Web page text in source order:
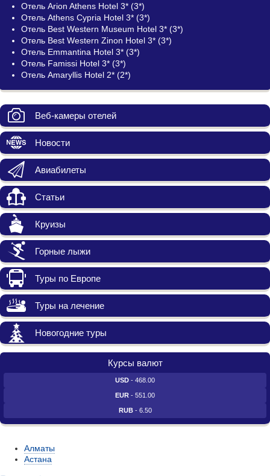
Отель Arion Athens Hotel 3* (3*)
Отель Athens Cypria Hotel 3* (3*)
Отель Best Western Museum Hotel 3* (3*)
Отель Best Western Zinon Hotel 3* (3*)
Отель Emmantina Hotel 3* (3*)
Отель Famissi Hotel 3* (3*)
Отель Amaryllis Hotel 2* (2*)
Веб-камеры отелей
Новости
Авиабилеты
Статьи
Круизы
Горные лыжи
Туры по Европе
Туры на лечение
Новогодние туры
Курсы валют
USD - 468.00
EUR - 551.00
RUB- 6.50
Алматы
Астана